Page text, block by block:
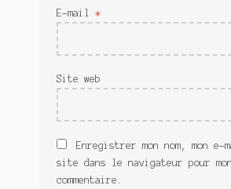
E-mail *
Site web
Enregistrer mon nom, mon e-
site dans le navigateur pour
commentaire.